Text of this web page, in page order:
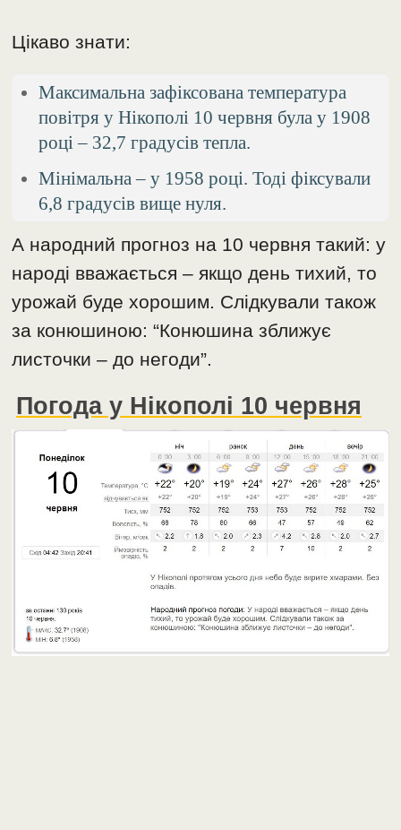
Цікаво знати:
Максимальна зафіксована температура
повітря у Нікополі 10 червня була у 1908
році – 32,7 градусів тепла.
Мінімальна – у 1958 році. Тоді фіксували
6,8 градусів вище нуля.
А народний прогноз на 10 червня такий: у
народі вважається – якщо день тихий, то
урожай буде хорошим. Слідкували також
за конюшиною: “Конюшина зближує
листочки – до негоди”.
Погода у Нікополі 10 червня